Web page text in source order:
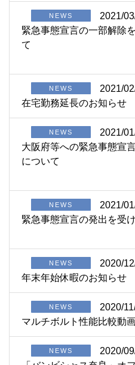
NEWS
2021/
緊急事態宣言の一部解除
て
NEWS
2021/
在宅勤務延長のお知らせ
NEWS
2021/
大阪府等への緊急事態宣
について
NEWS
2021/
緊急事態宣言の発出を受
NEWS
2020/
年末年始休暇のお知らせ
NEWS
2020/
マルチボルト性能比較動
NEWS
2020/